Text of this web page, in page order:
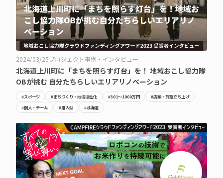
2024/03/25プロジェクト事例・インタビュー
北海道上川町に「まちを照らす灯台」を！ 地域おこし協力隊
OBが挑む 自分たちらしいエリアリノベーション
#スポーツ #まちづくり・地域活性化 #301〜1000万円
#店舗・施設立ち上げ
#個人・チーム
#購入型 #北海道